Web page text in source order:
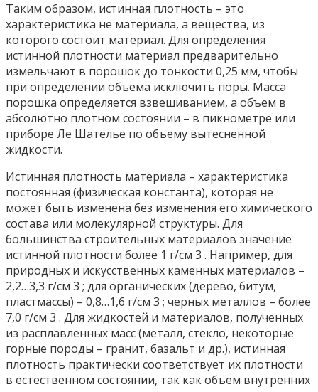
Таким образом, истинная плотность – это
характеристика не материала, а вещества, из
которого состоит материал. Для определения
истинной плотности материал предварительно
измельчают в порошок до тонкости 0,25 мм, чтобы
при определении объема исключить поры. Масса
порошка определяется взвешиванием, а объем в
абсолютно плотном состоянии – в пикнометре или
приборе Ле Шателье по объему вытесненной
жидкости.
Истинная плотность материала – характеристика
постоянная (физическая константа), которая не
может быть изменена без изменения его химического
состава или молекулярной структуры. Для
большинства строительных материалов значение
истинной плотности более 1 г/см 3 . Например, для
природных и искусственных каменных материалов –
2,2…3,3 г/см 3 ; для органических (дерево, битум,
пластмассы) – 0,8…1,6 г/см 3 ; черных металлов – более
7,0 г/см 3 . Для жидкостей и материалов, полученных
из расплавленных масс (металл, стекло, некоторые
горные породы – гранит, базальт и др.), истинная
плотность практически соответствует их плотности
в естественном состоянии, так как объем внутренних